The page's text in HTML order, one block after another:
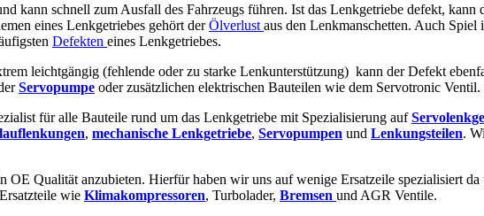
kann schnell zum Ausfall des Fahrzeugs führen. Ist das Lenkgetriebe defekt,
eines Lenkgetriebes gehört derÖlverlust aus den Lenkmanschetten. Auch Spiel
Defekten eines Lenkgetriebes.
leichtgängig (fehlende oder zu starke Lenkunterstützung) kann der Defekt
Servopumpe oder zusätzlichen elektrischen Bauteilen wie dem Servotronic Ventil.
für alle Bauteile rund um das Lenkgetriebe mit Spezialisierung auf
, mechanische Lenkgetriebe, Servopumpen und Lenkungsteilen.
OE Qualität anzubieten. Hierfür haben wir uns auf wenige Ersatzeile spezialisiert
wie Klimakompressoren, Turbolader, Bremsen und AGR Ventile.